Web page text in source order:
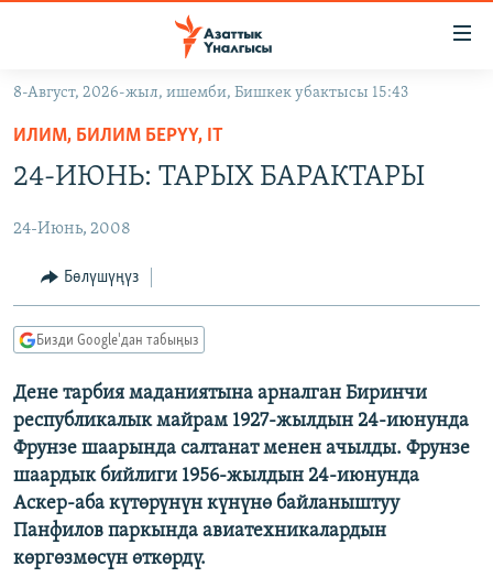
Навигацияга
өтүңүз
Издөөгө
салыңыз
САЯСАТ
ЭКОНОМИКА
ДҮЙНӨ
БОРБОР АЗИЯ
УКРАИНА
АТАЙЫН ИЛИКТӨӨ
БҮГҮН АЗАТТЫКТА
ЭКСПЕРТТЕР ТАЛДАЙТ
БИЗ ЖАНА ДҮЙНӨ
ДАНИСТЕ
ЭЖЕ-СИҢДИЛЕР
АЗАТТЫК+
ПОДКАСТ
ӨЗГӨЧӨ ПИКИР
Русский
ОНЛАЙН ШЕРИНЕ
8-Август, 2026-жыл, ишемби, Бишкек убактысы 15:43
ИЛИМ, БИЛИМ БЕРҮҮ, IT
24-ИЮНЬ: ТАРЫХ БАРАКТАРЫ
24-Июнь, 2008
Бөлүшүңүз
Бизди Google'дан табыңыз
Дене тарбия маданиятына арналган Биринчи
республикалык майрам 1927-жылдын 24-июнунда
Фрунзе шаарында салтанат менен ачылды. Фрунзе
шаардык бийлиги 1956-жылдын 24-июнунда
Аскер-аба күтөрүнүн күнүнө байланыштуу
Панфилов паркында авиатехникалардын
көргөзмөсүн өткөрдү.